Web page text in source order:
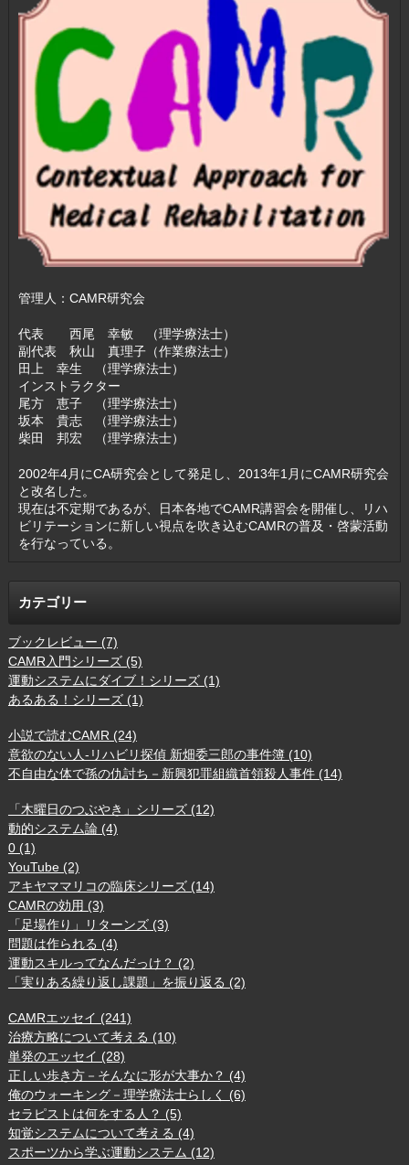
管理人：CAMR研究会
代表 西尾 幸敏 （理学療法士）
副代表 秋山 真理子（作業療法士）
田上 幸生 （理学療法士）
インストラクター
尾方 恵子 （理学療法士）
坂本 貴志 （理学療法士）
柴田 邦宏 （理学療法士）
2002年4月にCA研究会として発足し、2013年1月にCAMR研究会
と改名した。
現在は不定期であるが、日本各地でCAMR講習会を開催し、リハ
ビリテーションに新しい視点を吹き込むCAMRの普及・啓蒙活動
を行なっている。
カテゴリー
ブックレビュー (7)
CAMR入門シリーズ (5)
運動システムにダイブ！シリーズ (1)
あるある！シリーズ (1)
小説で読むCAMR (24)
意欲のない人-リハビリ探偵 新畑委三郎の事件簿 (10)
不自由な体で孫の仇討ち－新興犯罪組織首領殺人事件 (14)
「木曜日のつぶやき」シリーズ (12)
動的システム論 (4)
0 (1)
YouTube (2)
アキヤママリコの臨床シリーズ (14)
CAMRの効用 (3)
「足場作り」リターンズ (3)
問題は作られる (4)
運動スキルってなんだっけ？ (2)
「実りある繰り返し課題」を振り返る (2)
CAMRエッセイ (241)
治療方略について考える (10)
単発のエッセイ (28)
正しい歩き方－そんなに形が大事か？ (4)
俺のウォーキング－理学療法士らしく (6)
セラピストは何をする人？ (5)
知覚システムについて考える (4)
スポーツから学ぶ運動システム (12)